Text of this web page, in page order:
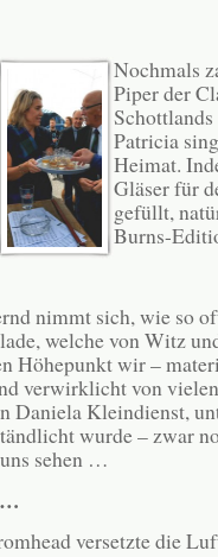
Nochmals
Piper der
Patricia
Heimat.
Gläser für
gefüllt,
Burns-
nimmt sich, wie so
welche von Witz
Höhepunkt wir –
verwirklicht von
Daniela Kleindienst,
wurde – zwar
sehen …
…
versetzte die